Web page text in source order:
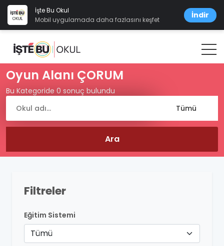
İşte Bu Okul
Mobil uygulamada daha fazlasını keşfet
İndir
Oyun Alanı ÇORUM
Bu Kategoride 0 sonuç bulundu
Filtreler
Eğitim Sistemi
Tümü